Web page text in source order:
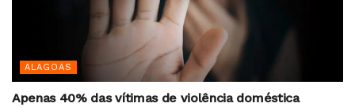
ALAGOAS
Apenas 40% das vítimas de violência doméstica